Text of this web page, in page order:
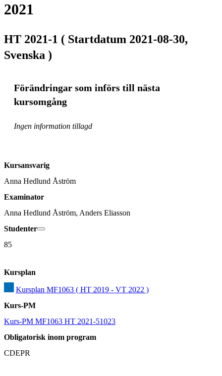
2021
HT 2021-1 ( Startdatum 2021-08-30,
Svenska )
Förändringar som införs till nästa
kursomgång
Ingen information tillagd
Kursansvarig
Anna Hedlund Åström
Examinator
Anna Hedlund Åström, Anders Eliasson
Studenter
85
Kursplan
Kursplan MF1063 ( HT 2019 - VT 2022 )
Kurs-PM
Kurs-PM MF1063 HT 2021-51023
Obligatorisk inom program
CDEPR